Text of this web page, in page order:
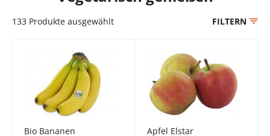
133 Produkte ausgewählt FILTERN
Bio Bananen Apfel Elstar